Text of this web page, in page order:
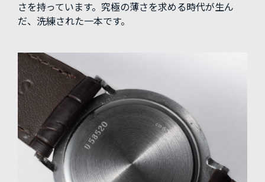
さを持っています。究極の薄さを求める時代が生ん
だ、洗練された一本です。